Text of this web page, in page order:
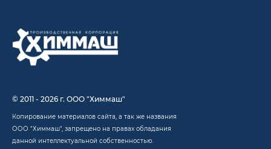
© 2011 - 2026 г. ООО "Химмаш"
Копирование материалов сайта, а так же названия
ООО "Химмаш", запрещено на правах обладания
данной интеллектуальной собственностью.